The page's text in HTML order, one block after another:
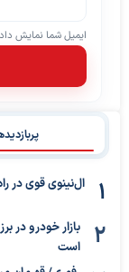
ایمیل شما نمایش
ال‌نینوی قوی در
بازار خودرو در
است